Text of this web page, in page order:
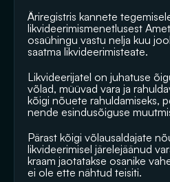
Äriregistris kannete
likvideerimismenetlusest
osaühingu vastu nelja kuu
saatma likvideerimisteate.
Likvideerijatel on juhatuse
võlad, müüvad vara ja
kõigi nõuete rahuldamiseks,
nende esindusõiguse
Pärast kõigi võlausaldajate
likvideerimisel järelejäänud
kraam jaotatakse osanike
ei ole ette nähtud teisiti.